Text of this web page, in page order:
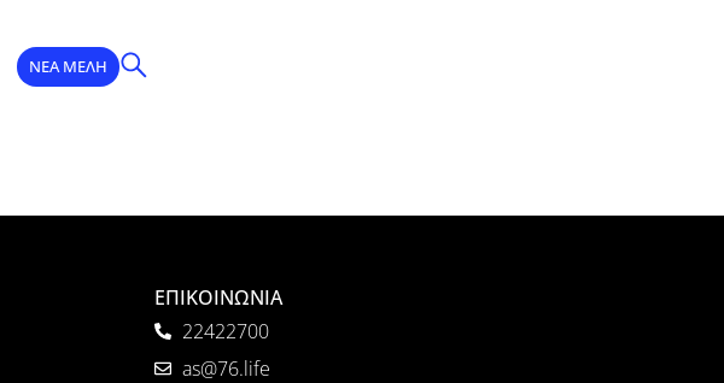
ΝΕΑ ΜΕΛΗ
ΕΠΙΚΟΙΝΩΝΙΑ
22422700
as@76.life